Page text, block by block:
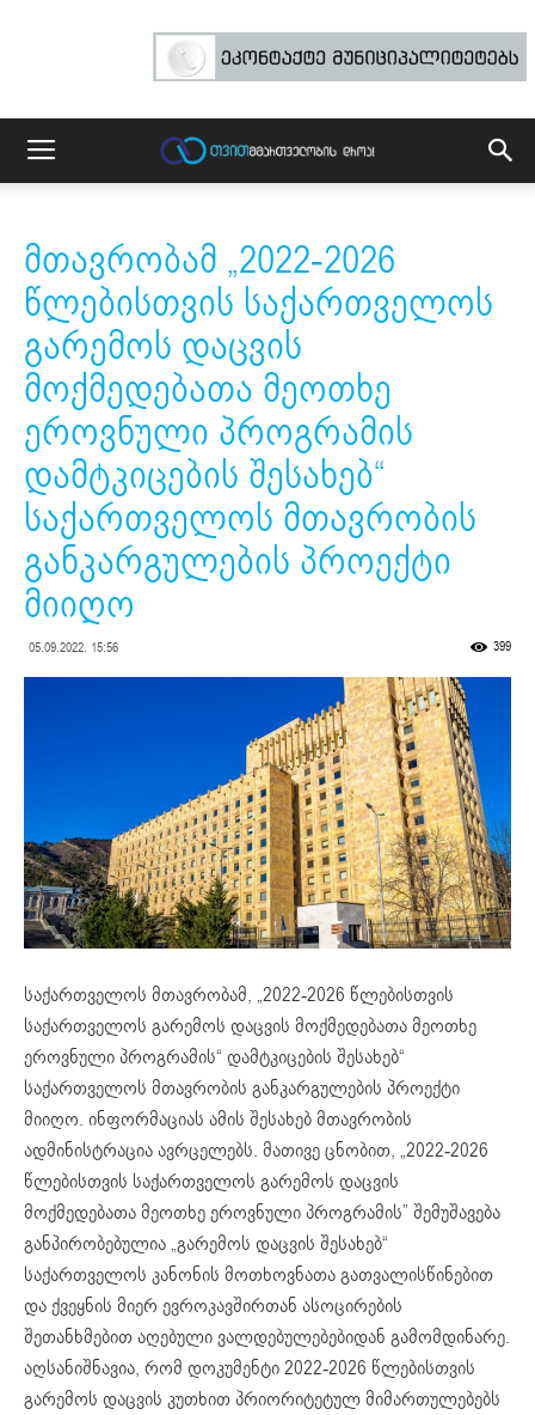
მთავრობამ „2022-2026
წლებისთვის საქართველოს
გარემოს დაცვის
მოქმედებათა მეოთხე
ეროვნული პროგრამის
დამტკიცების შესახებ“
საქართველოს მთავრობის
განკარგულების პროექტი
მიიღო
05.09.2022. 15:56 399
საქართველოს მთავრობამ, „2022-2026 წლებისთვის
საქართველოს გარემოს დაცვის მოქმედებათა მეოთხე
ეროვნული პროგრამის“ დამტკიცების შესახებ“
საქართველოს მთავრობის განკარგულების პროექტი
მიიღო. ინფორმაციას ამის შესახებ მთავრობის
ადმინისტრაცია ავრცელებს. მათივე ცნობით, „2022-2026
წლებისთვის საქართველოს გარემოს დაცვის
მოქმედებათა მეოთხე ეროვნული პროგრამის” შემუშავება
განპირობებულია „გარემოს დაცვის შესახებ“
საქართველოს კანონის მოთხოვნათა გათვალისწინებით
და ქვეყნის მიერ ევროკავშირთან ასოცირების
შეთანხმებით აღებული ვალდებულებებიდან გამომდინარე.
აღსანიშნავია, რომ დოკუმენტი 2022-2026 წლებისთვის
გარემოს დაცვის კუთხით პრიორიტეტულ მიმართულებებს